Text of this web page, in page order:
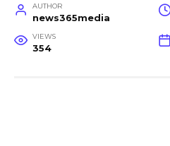
AUTHOR
news365media
VIEWS
354